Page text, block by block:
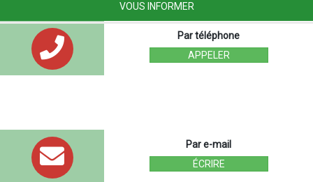
VOUS INFORMER
Par téléphone
APPELER
Par e-mail
ÉCRIRE